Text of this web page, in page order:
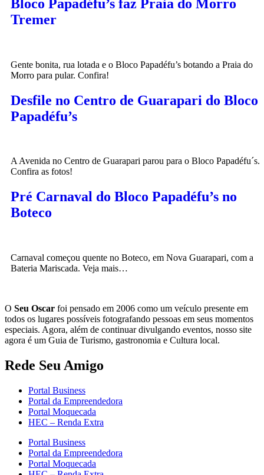
Bloco Papadéfu’s faz Praia do Morro
Tremer
Gente bonita, rua lotada e o Bloco Papadéfu’s botando a Praia do
Morro para pular. Confira!
Desfile no Centro de Guarapari do Bloco
Papadéfu’s
A Avenida no Centro de Guarapari parou para o Bloco Papadéfu´s.
Confira as fotos!
Pré Carnaval do Bloco Papadéfu’s no
Boteco
Carnaval começou quente no Boteco, em Nova Guarapari, com a
Bateria Mariscada. Veja mais…
O Seu Oscar foi pensado em 2006 como um veículo presente em
todos os lugares possíveis fotografando pessoas em seus momentos
especiais. Agora, além de continuar divulgando eventos, nosso site
agora é um Guia de Turismo, gastronomia e Cultura local.
Rede Seu Amigo
Portal Business
Portal da Empreendedora
Portal Moquecada
HEC – Renda Extra
Portal Business
Portal da Empreendedora
Portal Moquecada